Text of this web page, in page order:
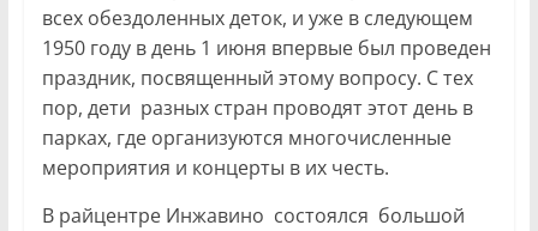
всех обездоленных деток, и уже в следующем
1950 году в день 1 июня впервые был проведен
праздник, посвященный этому вопросу. С тех
пор, дети разных стран проводят этот день в
парках, где организуются многочисленные
мероприятия и концерты в их честь.
В райцентре Инжавино состоялся большой